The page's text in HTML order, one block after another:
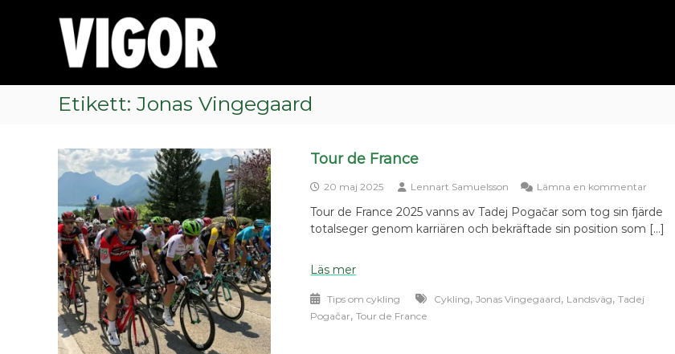
Allt
om
cykling
Etikett: Jonas Vingegaard
Tour de France
20 maj 2025 Lennart Samuelsson Lämna en kommentar
de
France
Tour de France 2025 vanns av Tadej Pogačar som tog sin fjärde
totalseger genom karriären och bekräftade sin position som […]
Läs mer
Tips om cykling Cykling,Jonas Vingegaard, Landsväg,Tadej
Pogačar,Tour de France